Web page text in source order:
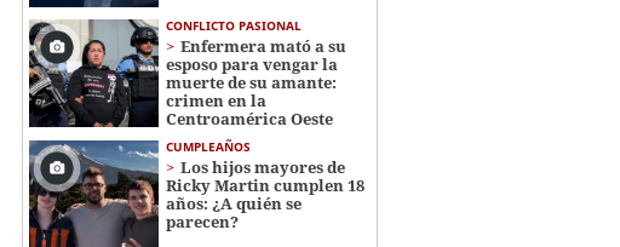
CONFLICTO PASIONAL
Enfermera mató a su
esposo para vengar la
muerte de su amante:
crimen en la
Centroamérica Oeste
CUMPLEAÑOS
Los hijos mayores de
Ricky Martin cumplen 18
años: ¿A quién se
parecen?